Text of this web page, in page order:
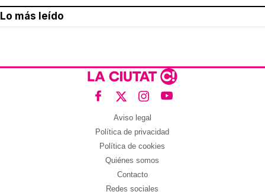
Lo más leído
Aviso legal
Política de privacidad
Política de cookies
Quiénes somos
Contacto
Redes sociales